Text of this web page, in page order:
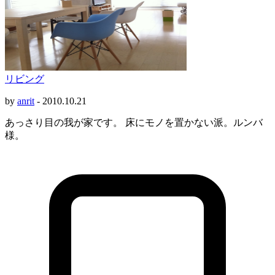
リビング
by anrit - 2010.10.21
あっさり目の我が家です。 床にモノを置かない派。ルンバ
様。